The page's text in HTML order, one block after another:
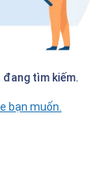
đang tìm kiếm.
bạn muốn.